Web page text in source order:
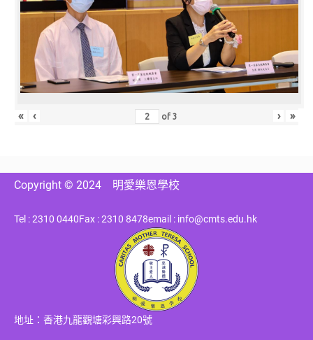
« ‹ of3 › »
Copyright © 2024 明愛樂恩學校
Tel : 2310 0440Fax : 2310 8478email : info@cmts.edu.hk
地址：香港九龍觀塘彩興路20號